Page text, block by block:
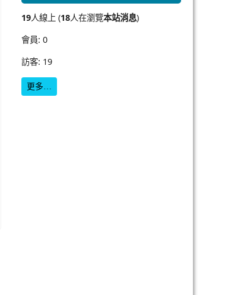
19人線上 (18人在瀏覽本站消息)
會員: 0
訪客: 19
更多…